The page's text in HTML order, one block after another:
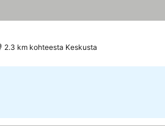
2.3 km kohteesta Keskusta